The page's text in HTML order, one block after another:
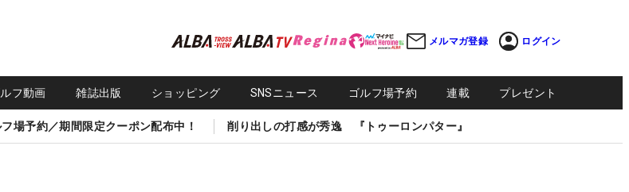
メルマガ登録 ログイン
フ動画 雑誌出版 ショッピング SNSニュース ゴルフ場予約 連載 プレゼント
フ場予約／期間限定クーポン配布中！ 削り出しの打感が秀逸 『トゥーロンパター』